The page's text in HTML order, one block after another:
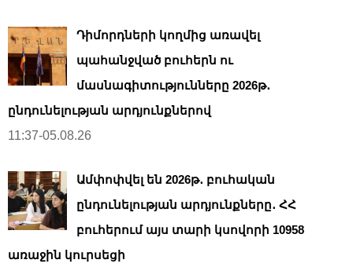
Դիմորդների կողմից առավել
պահանջված բուհերն ու
մասնագիտությունները 2026թ․
ընդունելության արդյունքներով
11:37-05.08.26
Ամփոփվել են 2026թ․ բուհական
ընդունելության արդյունքները․ ՀՀ
բուհերում այս տարի կսովորի 10958
առաջին կուրսեցի